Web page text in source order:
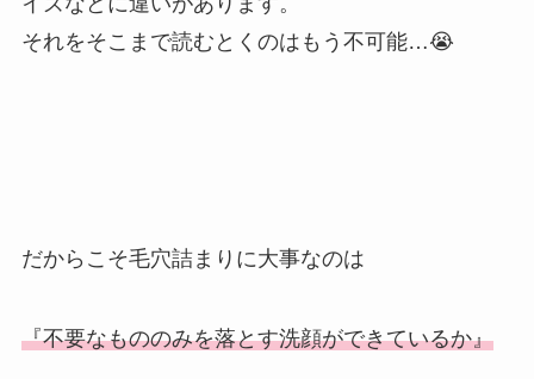
それをそこまで読むとくのはもう不可能…😭
だからこそ毛穴詰まりに大事なのは
『不要なもののみを落とす洗顔ができているか』